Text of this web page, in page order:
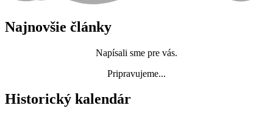
Najnovšie články
Napísali sme pre vás.
Pripravujeme...
Historický kalendár